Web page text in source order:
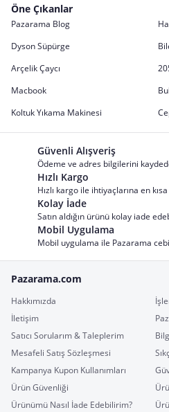
Öne Çıkanlar
Pazarama Blog
Dyson Süpürge
Arçelik Çaycı
Macbook
Koltuk Yıkama Makinesi
Güvenli Alışveriş
Ödeme ve adres bilgilerini
Hızlı Kargo
Hızlı kargo ile ihtiyaçlarına en
Kolay İade
Satın aldığın ürünü kolay iade
Mobil Uygulama
Mobil uygulama ile Pazarama
Pazarama.com
Hakkımızda
İletişim
Satıcı Sorularım & Taleplerim
Mesafeli Satış Sözleşmesi
Kampanya Kupon Kullanımları
Ürün Güvenliği
Ürünümü Nasıl İade Edebilirim?